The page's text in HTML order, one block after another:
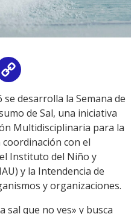
Link
se desarrolla la Semana de
de Sal, una iniciativa
Multidisciplinaria para la
con el
Instituto del Niño y
y la Intendencia de
y organizaciones.
sal que no ves» y busca